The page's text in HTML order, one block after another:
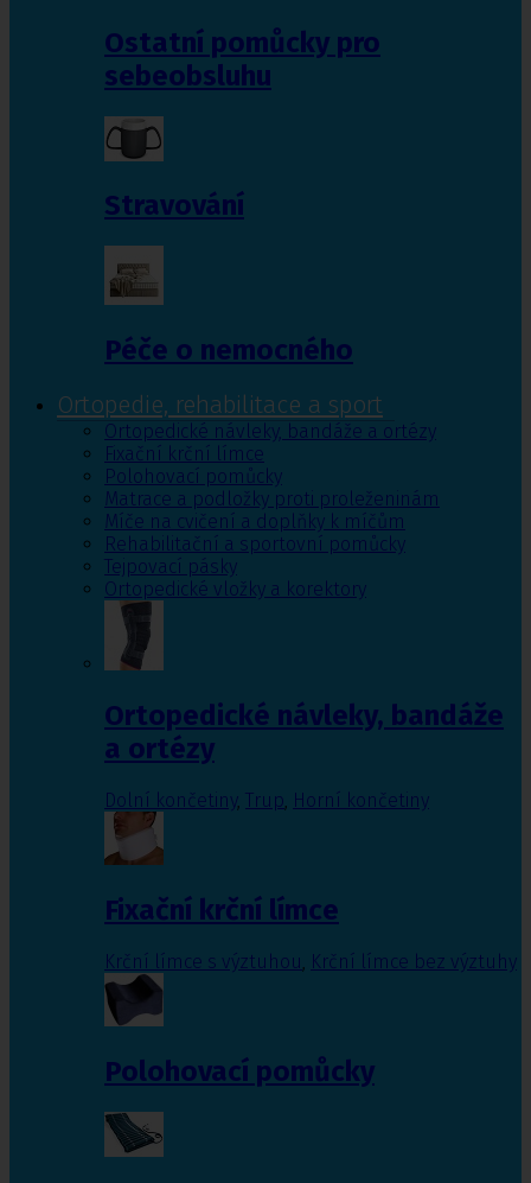
Ostatní pomůcky pro
sebeobsluhu
Stravování
Péče o nemocného
Ortopedie, rehabilitace a sport
Ortopedické návleky, bandáže a ortézy
Fixační krční límce
Polohovací pomůcky
Matrace a podložky proti proleženinám
Míče na cvičení a doplňky k míčům
Rehabilitační a sportovní pomůcky
Tejpovací pásky
Ortopedické vložky a korektory
Ortopedické návleky, bandáže
a ortézy
Dolní končetiny, Trup, Horní končetiny
Fixační krční límce
Krční límce s výztuhou Krční límce bez výztuhy
Polohovací pomůcky